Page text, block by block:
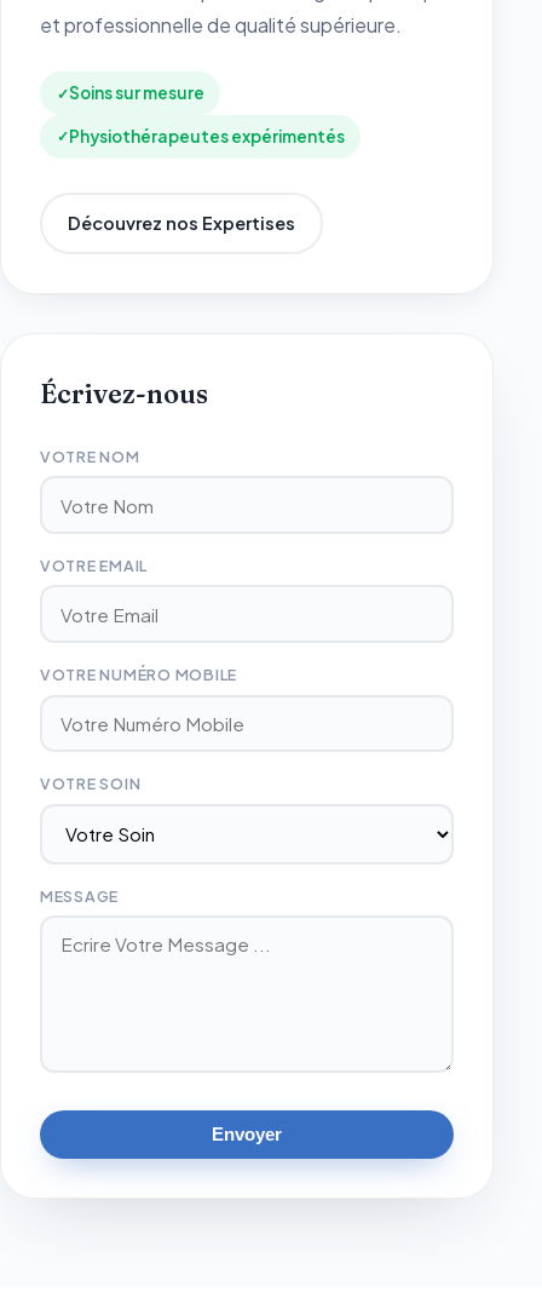
et professionnelle de qualité supérieure.
Soins sur mesure
Physiothérapeutes expérimentés
Découvrez nos Expertises
Écrivez-nous
VOTRE NOM
VOTRE EMAIL
VOTRE NUMÉRO MOBILE
VOTRE SOIN
MESSAGE
Envoyer